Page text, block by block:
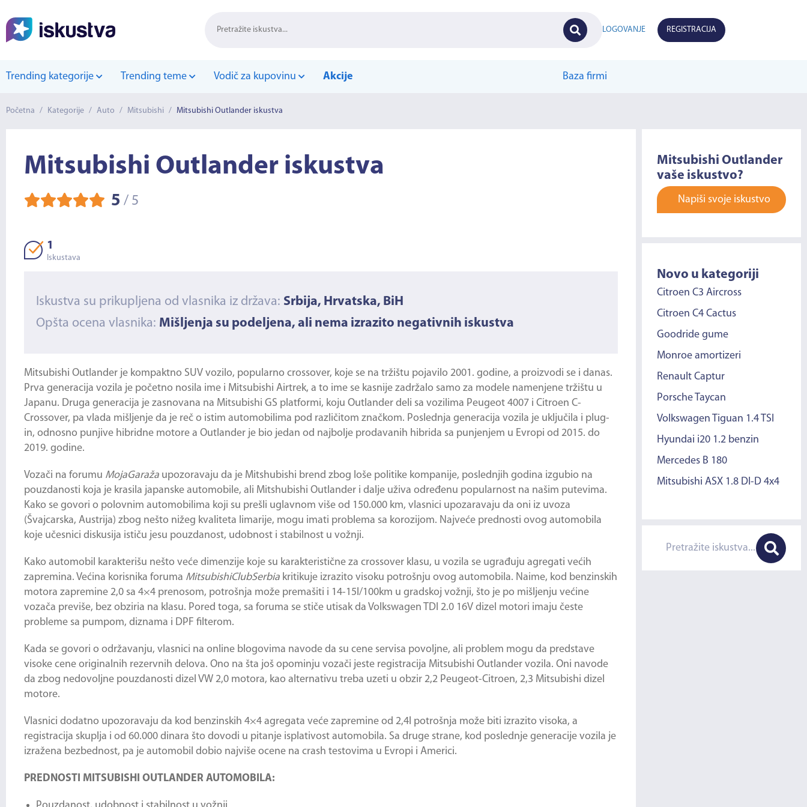
LOGOVANJE REGISTRACIJA
Trending kategorije Trending teme Vodič za kupovinu Akcije Baza firmi
Početna / Kategorije / Auto / Mitsubishi / Mitsubishi Outlander iskustva
Mitsubishi Outlander iskustva
5 / 5
1
Iskustava
Iskustva su prikupljena od vlasnika iz država: Srbija, Hrvatska, BiH
Opšta ocena vlasnika: Mišljenja su podeljena, ali nema izrazito negativnih iskustva
Mitsubishi Outlander je kompaktno SUV vozilo, popularno crossover, koje se na tržištu pojavilo 2001. godine, a proizvodi se i danas.
Prva generacija vozila je početno nosila ime i Mitsubishi Airtrek, a to ime se kasnije zadržalo samo za modele namenjene tržištu u
Japanu. Druga generacija je zasnovana na Mitsubishi GS platformi, koju Outlander deli sa vozilima Peugeot 4007 i Citroen C-
Crossover, pa vlada mišljenje da je reč o istim automobilima pod različitom značkom. Poslednja generacija vozila je uključila i plug-
in, odnosno punjive hibridne motore a Outlander je bio jedan od najbolje prodavanih hibrida sa punjenjem u Evropi od 2015. do
2019. godine.
Vozači na forumu MojaGaraža upozoravaju da je Mitshubishi brend zbog loše politike kompanije, poslednjih godina izgubio na
pouzdanosti koja je krasila japanske automobile, ali Mitshubishi Outlander i dalje uživa određenu popularnost na našim putevima.
Kako se govori o polovnim automobilima koji su prešli uglavnom više od 150.000 km, vlasnici upozaravaju da oni iz uvoza
(Švajcarska, Austrija) zbog nešto nižeg kvaliteta limarije, mogu imati problema sa korozijom. Najveće prednosti ovog automobila
koje učesnici diskusija ističu jesu pouzdanost, udobnost i stabilnost u vožnji.
Kako automobil karakterišu nešto veće dimenzije koje su karakteristične za crossover klasu, u vozila se ugrađuju agregati većih
zapremina. Većina korisnika foruma MitsubishiClubSerbia kritikuje izrazito visoku potrošnju ovog automobila. Naime, kod benzinskih
motora zapremine 2,0 sa 4×4 prenosom, potrošnja može premašiti i 14-15l/100km u gradskoj vožnji, što je po mišljenju većine
vozača previše, bez obziria na klasu. Pored toga, sa foruma se stiče utisak da Volkswagen TDI 2.0 16V dizel motori imaju česte
probleme sa pumpom, diznama i DPF filterom.
Kada se govori o održavanju, vlasnici na online blogovima navode da su cene servisa povoljne, ali problem mogu da predstave
visoke cene originalnih rezervnih delova. Ono na šta još opominju vozači jeste registracija Mitsubishi Outlander vozila. Oni navode
da zbog nedovoljne pouzdanosti dizel VW 2,0 motora, kao alternativu treba uzeti u obzir 2,2 Peugeot-Citroen, 2,3 Mitsubishi dizel
motore.
Vlasnici dodatno upozoravaju da kod benzinskih 4×4 agregata veće zapremine od 2,4l potrošnja može biti izrazito visoka, a
registracija skuplja i od 60.000 dinara što dovodi u pitanje isplativost automobila. Sa druge strane, kod poslednje generacije vozila je
izražena bezbednost, pa je automobil dobio najviše ocene na crash testovima u Evropi i Americi.
PREDNOSTI MITSUBISHI OUTLANDER AUTOMOBILA:
Mitsubishi Outlander
vaše iskustvo?
Napiši svoje iskustvo
Novo u kategoriji
Citroen C3 Aircross
Citroen C4 Cactus
Goodride gume
Monroe amortizeri
Renault Captur
Porsche Taycan
Volkswagen Tiguan 1.4 TSI
Hyundai i20 1.2 benzin
Mercedes B 180
Mitsubishi ASX 1.8 DI-D 4x4